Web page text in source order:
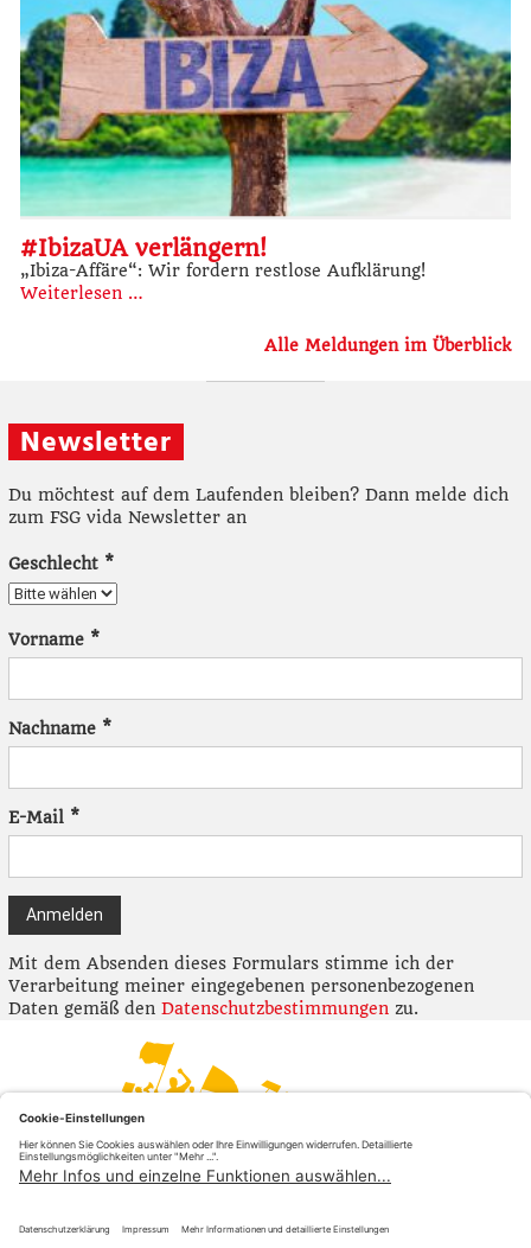
#IbizaUA verlängern!
„Ibiza-Affäre“: Wir fordern restlose Aufklärung!
Weiterlesen …
Alle Meldungen im Überblick
Newsletter
Du möchtest auf dem Laufenden bleiben? Dann melde dich
zum FSG vida Newsletter an
Geschlecht *
Vorname *
Nachname *
E-Mail *
Mit dem Absenden dieses Formulars stimme ich der
Verarbeitung meiner eingegebenen personenbezogenen
Daten gemäß den Datenschutzbestimmungen zu.